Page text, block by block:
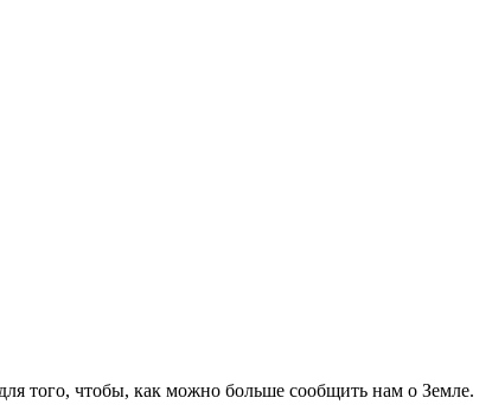
того, чтобы, как можно больше сообщить нам о Земле.